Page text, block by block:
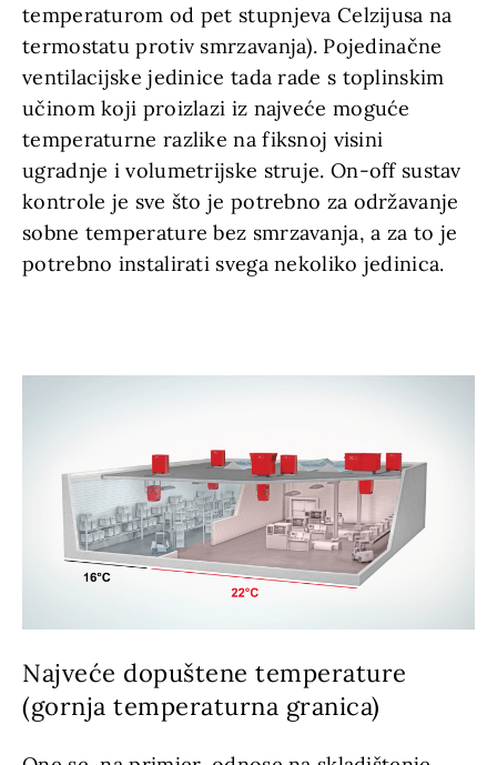
temperaturom od pet stupnjeva Celzijusa na
termostatu protiv smrzavanja). Pojedinačne
ventilacijske jedinice tada rade s toplinskim
učinom koji proizlazi iz najveće moguće
temperaturne razlike na fiksnoj visini
ugradnje i volumetrijske struje. On-off sustav
kontrole je sve što je potrebno za održavanje
sobne temperature bez smrzavanja, a za to je
potrebno instalirati svega nekoliko jedinica.
Najveće dopuštene temperature
(gornja temperaturna granica)